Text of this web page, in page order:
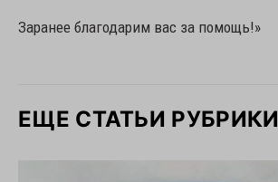
Заранее благодарим вас за помощь!»
ЕЩЕ СТАТЬИ РУБРИКИ